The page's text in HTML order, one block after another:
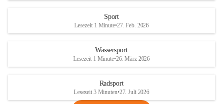
Rebe und der Amerikanischen
Anhang VBl. EU Nr. 18
1 Seite•1,4 MB
VBl. EU Nr. 18_2026
Sport
Lesezeit 1 Minute•27. Feb. 2026
Wassersport
Lesezeit 1 Minute•26. März 2026
Radsport
Lesezeit 3 Minuten•27. Juli 2026